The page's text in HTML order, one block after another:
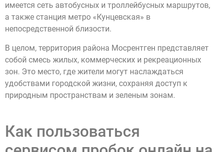
имеется сеть автобусных и троллейбусных маршрутов,
а также станция метро «Кунцевская» в
непосредственной близости.
В целом, территория района Мосрентген представляет
собой смесь жилых, коммерческих и рекреационных
зон. Это место, где жители могут наслаждаться
удобствами городской жизни, сохраняя доступ к
природным пространствам и зеленым зонам.
Как пользоваться